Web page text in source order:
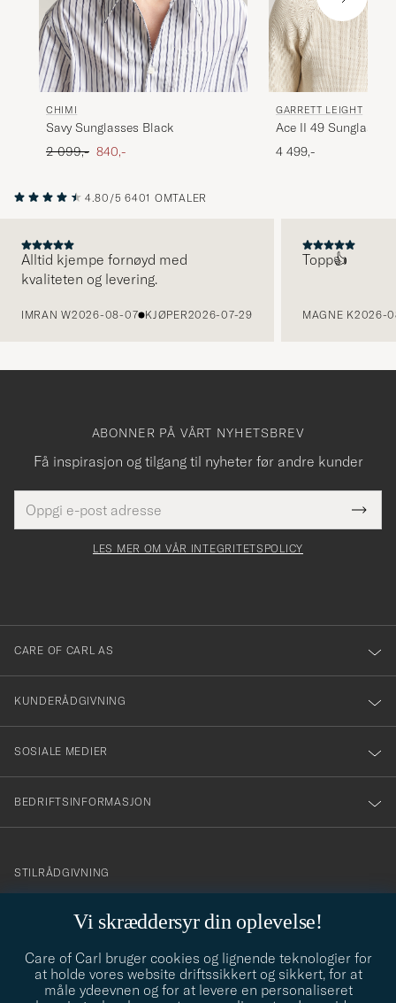
CHIMI
Savy Sunglasses Black
Ordinær pris
2 099,- Nedsatt pris
840,-
GARRETT LEIGHT
Ace II 49
4 499,-
4.80/5 6401 OMTALER
Alltid kjempe fornøyd med
kvaliteten og levering.
IMRAN W2026-08-07 KJØPER2026-07-29
Topp👍
MAGNE K2026-
Vi skræddersyr din oplevelse!
Care of Carl bruger cookies og lignende teknologier for
at holde vores website driftssikkert og sikkert, for at
måle ydeevnen og for at levere en personaliseret
ABONNER PÅ VÅRT NYHETSBREV
Få inspirasjon og tilgang til nyheter før andre kunder
postadresse
felt
Tack
för
dig
till
vårt
nyhetsbrev!
LES MER OM VÅR INTEGRITETSPOLICY
CARE OF CARL AS
KUNDERÅDGIVNING
SOSIALE MEDIER
BEDRIFTSINFORMASJON
info@careofcarl.no
STILRÅDGIVNING
STILRÅDGIVNING